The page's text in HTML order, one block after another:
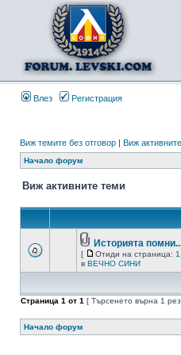
Влез Регистрация
Виж темите без отговор | Виж
Начало форум
Виж активните теми
Историята
[ Отиди на страница: 1
в ВЕЧНО СИНИ
Страница 1 от 1 [ Търсенето върна 1
Начало форум